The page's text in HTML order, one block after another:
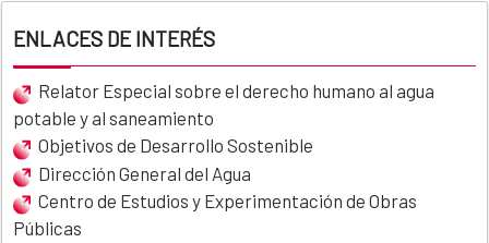
ENLACES DE INTERÉS
Relator Especial sobre el derecho humano al agua
potable y al saneamiento
Objetivos de Desarrollo Sostenible
Dirección General del Agua
Centro de Estudios y Experimentación de Obras
Públicas